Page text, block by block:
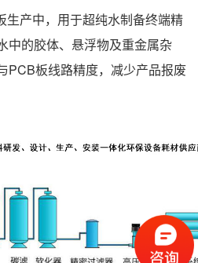
生产中，用于超纯水制备终端精
中的胶体、悬浮物及重金属杂
PCB板线路精度，减少产品报废